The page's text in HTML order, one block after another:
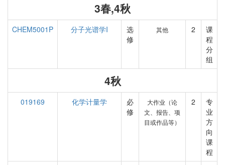
3春,4秋
CHEM5001P 分子光谱学I
选
修
其他 2
课
程
分
组
4秋
019169 化学计量学
必
修
大作业（论
文、报告、项
目或作品等）
2
专
业
方
向
课
程